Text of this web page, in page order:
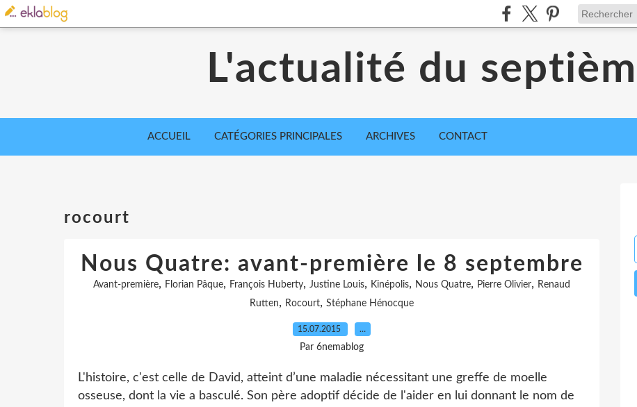
L'actualité du
ACCUEIL CATÉGORIES PRINCIPALES ARCHIVES CONTACT
rocourt
Nous Quatre: avant-première le 8 septembre
Avant-première, Florian Pâque, François Huberty, Justine Louis, Kinépolis, Nous Quatre, Pierre Olivier, Renaud
Rutten, Rocourt, Stéphane Hénocque
15.07.2015 …
Par 6nemablog
L'histoire, c'est celle de David, atteint d’une maladie nécessitant une greffe de moelle
osseuse, dont la vie a basculé. Son père adoptif décide de l'aider en lui donnant le nom de